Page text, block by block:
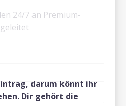
darum könnt ihr
Dir gehört die
24/7 an Premium-